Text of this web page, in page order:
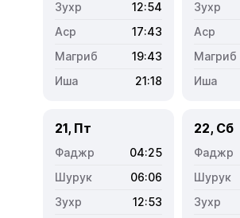
12:54
17:43
19:43
21:18
21, Пт
04:25
06:06
12:53
22, Сб